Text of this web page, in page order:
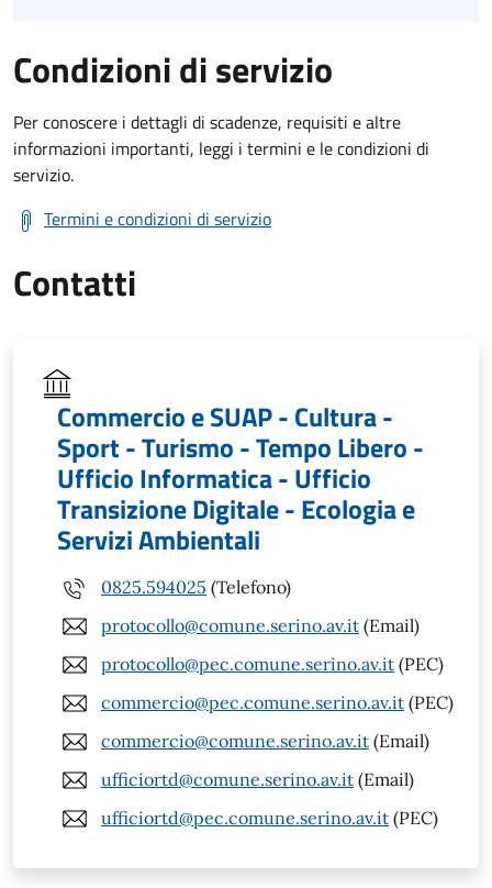
Condizioni di servizio
Per conoscere i dettagli di scadenze, requisiti e altre
informazioni importanti, leggi i termini e le condizioni di
servizio.
Termini e condizioni di servizio
Contatti
Commercio e SUAP - Cultura -
Sport - Turismo - Tempo Libero -
Ufficio Informatica - Ufficio
Transizione Digitale - Ecologia e
Servizi Ambientali
0825.594025 (Telefono)
protocollo@comune.serino.av.it (Email)
protocollo@pec.comune.serino.av.it (PEC)
commercio@pec.comune.serino.av.it (PEC)
commercio@comune.serino.av.it (Email)
ufficiortd@comune.serino.av.it (Email)
ufficiortd@pec.comune.serino.av.it (PEC)